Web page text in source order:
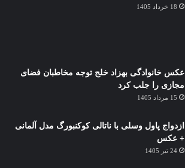
18 خرداد 1405
عکس خانوادگی بهزاد خلج توجه مخاطبان فضای
مجازی را جلب کرد
15 مرداد 1405
ازدواج پاول وسلی با ناتالی کوکنبورگ مدل آلمانی
+ عکس
24 تیر 1405